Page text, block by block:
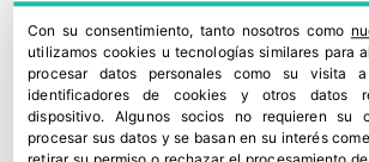
Con su consentimiento, tanto nosotros como
utilizamos cookies u tecnologías similares para
procesar datos personales como su visita
identificadores de cookies y otros datos
dispositivo. Algunos socios no requieren su
procesar sus datos y se basan en su interés